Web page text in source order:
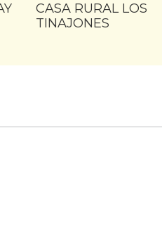
CASA RURAL LOS
TINAJONES